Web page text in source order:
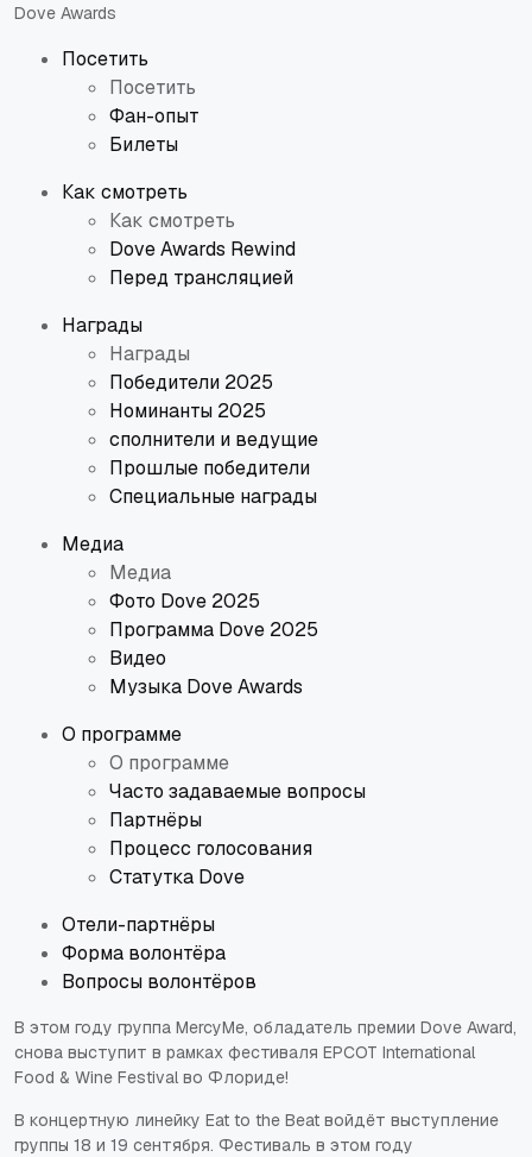
Dove Awards
Посетить
Посетить
Фан-опыт
Билеты
Как смотреть
Как смотреть
Dove Awards Rewind
Перед трансляцией
Награды
Награды
Победители 2025
Номинанты 2025
сполнители и ведущие
Прошлые победители
Специальные награды
Медиа
Медиа
Фото Dove 2025
Программа Dove 2025
Видео
Музыка Dove Awards
О программе
О программе
Часто задаваемые вопросы
Партнёры
Процесс голосования
Статутка Dove
Отели-партнёры
Форма волонтёра
Вопросы волонтёров
В этом году группа MercyMe, обладатель премии Dove Award,
снова выступит в рамках фестиваля EPCOT International
Food & Wine Festival во Флориде!
В концертную линейку Eat to the Beat войдёт выступление
группы 18 и 19 сентября. Фестиваль в этом году